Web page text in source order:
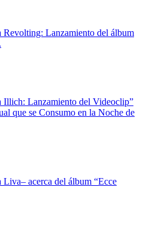
Revolting: Lanzamiento del álbum
Illich: Lanzamiento del Videoclip”
que se Consumo en la Noche de
Liva– acerca del álbum “Ecce